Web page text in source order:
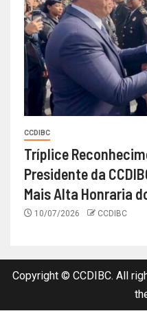
CCDIBC
Tríplice
Presidente da
Mais Alta Honraria
10/07/2026 CCDIBC
Copyright © CCDIBC. All